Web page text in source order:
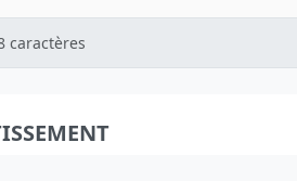
caractères